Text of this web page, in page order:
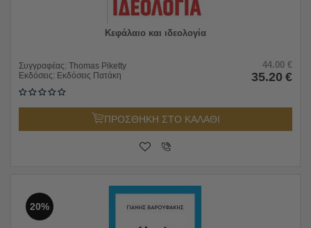
Κεφάλαιο και ιδεολογία
Συγγραφέας: Thomas Piketty
Εκδόσεις: Εκδόσεις Πατάκη
44.00 €
35.20 €
ΠΡΟΣΘΗΚΗ ΣΤΟ ΚΑΛΑΘΙ
20%